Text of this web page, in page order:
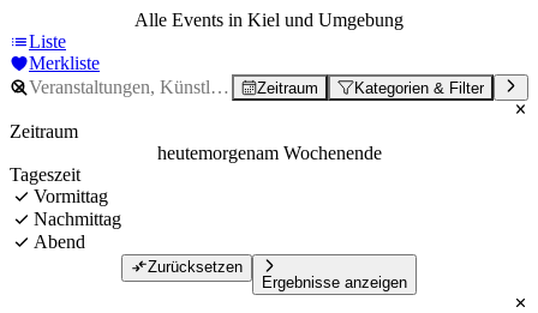
Alle Events in Kiel und Umgebung
Liste
Merkliste
Zeitraum Kategorien & Filter
Zeitraum
heutemorgenam Wochenende
Tageszeit
Vormittag
Nachmittag
Abend
Zurücksetzen
Ergebnisse anzeigen